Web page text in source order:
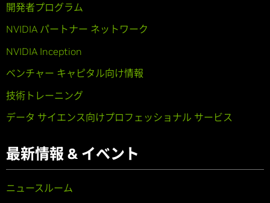
開発者プログラム
NVIDIA パートナー ネットワーク
NVIDIA Inception
ベンチャー キャピタル向け情報
技術トレーニング
データ サイエンス向けプロフェッショナル サービス
最新情報 & イベント
ニュースルーム